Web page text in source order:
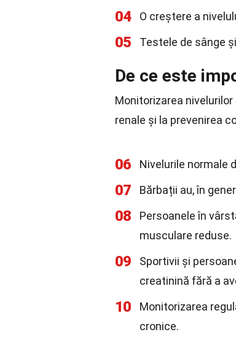
04 O creștere a
05 Testele de sânge
De ce este
Monitorizarea
renale și la prevenirea
06 Nivelurile normale
07 Bărbații au, în
08
Persoanele în
musculare reduse.
09
Sportivii și
creatinină fără a
10
Monitorizarea
cronice.